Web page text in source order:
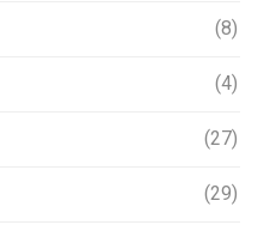
(8)
(4)
(27)
(29)